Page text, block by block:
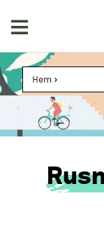
Hem >